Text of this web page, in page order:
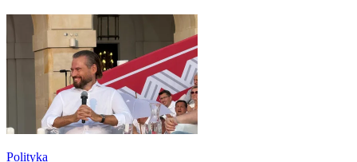
Polityka